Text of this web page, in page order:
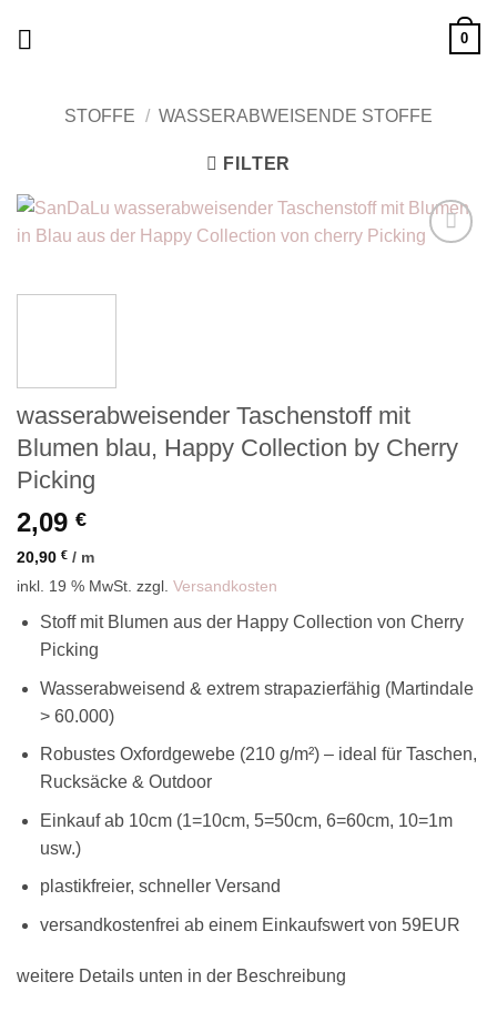
0
STOFFE / WASSERABWEISENDE STOFFE
FILTER
wasserabweisender Taschenstoff mit
Blumen blau, Happy Collection by Cherry
Picking
2,09 €
20,90 € / m
inkl. 19 % MwSt. zzgl. Versandkosten
Stoff mit Blumen aus der Happy Collection von Cherry
Picking
Wasserabweisend & extrem strapazierfähig (Martindale
> 60.000)
Robustes Oxfordgewebe (210 g/m²) – ideal für Taschen,
Rucksäcke & Outdoor
Einkauf ab 10cm (1=10cm, 5=50cm, 6=60cm, 10=1m
usw.)
plastikfreier, schneller Versand
versandkostenfrei ab einem Einkaufswert von 59EUR
weitere Details unten in der Beschreibung